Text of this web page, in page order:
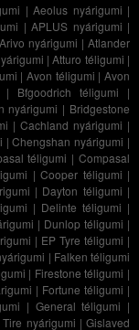
|Aeolus nyárigumi |
|APLUS nyárigumi |
Arivo nyárigumi |Atlander
|Atturo téligumi |
|Avon téligumi |Avon
| Bfgoodrich téligumi |
nyárigumi | Bridgestone
| Cachland nyárigumi |
|Chengshan nyárigumi |
téligumi |Compasal
| Cooper téligumi |
| Dayton téligumi |
| Delinte téligumi |
| Dunlop téligumi |
| EP Tyre téligumi |
| Falken téligumi
| Firestone téligumi |
| Fortune téligumi |
| General téligumi |
nyárigumi |Gislaved